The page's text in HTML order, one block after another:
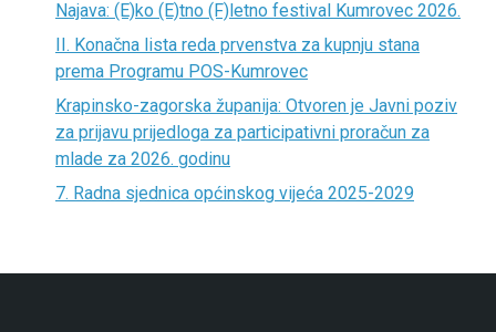
Najava: (E)ko (E)tno (F)letno festival Kumrovec 2026.
II. Konačna lista reda prvenstva za kupnju stana
prema Programu POS-Kumrovec
Krapinsko-zagorska županija: Otvoren je Javni poziv
za prijavu prijedloga za participativni proračun za
mlade za 2026. godinu
7. Radna sjednica općinskog vijeća 2025-2029